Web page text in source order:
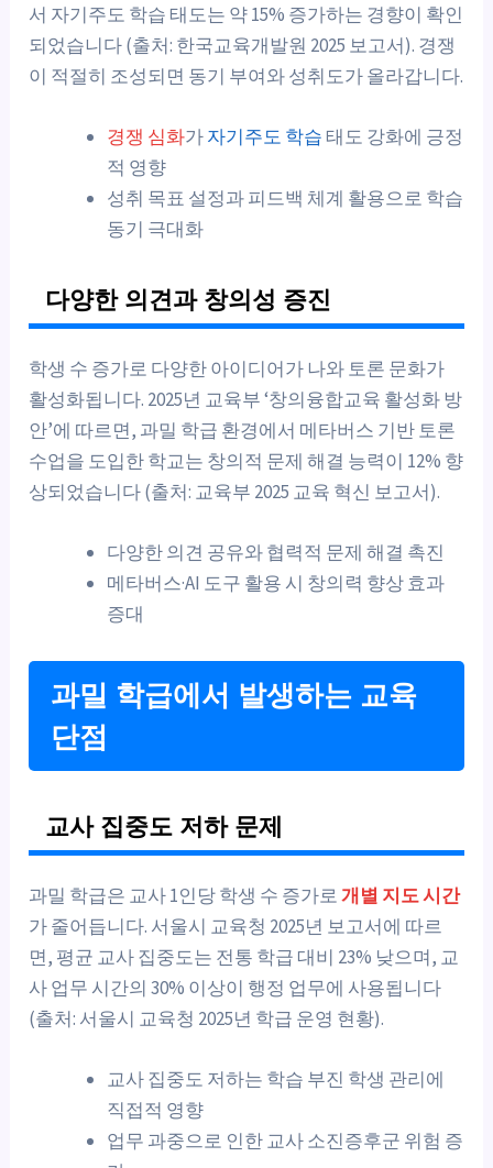
서 자기주도 학습 태도는 약 15% 증가하는 경향이 확인
되었습니다 (출처: 한국교육개발원 2025 보고서). 경쟁
이 적절히 조성되면 동기 부여와 성취도가 올라갑니다.
경쟁 심화가자기주도 학습 태도 강화에 긍정
적 영향
성취 목표 설정과 피드백 체계 활용으로 학습
동기 극대화
다양한 의견과 창의성 증진
학생 수 증가로 다양한 아이디어가 나와 토론 문화가
활성화됩니다. 2025년 교육부 ‘창의융합교육 활성화 방
안’에 따르면, 과밀 학급 환경에서 메타버스 기반 토론
수업을 도입한 학교는 창의적 문제 해결 능력이 12% 향
상되었습니다 (출처: 교육부 2025 교육 혁신 보고서).
다양한 의견 공유와 협력적 문제 해결 촉진
메타버스·AI 도구 활용 시 창의력 향상 효과
증대
과밀 학급에서 발생하는 교육
단점
교사 집중도 저하 문제
과밀 학급은 교사 1인당 학생 수 증가로개별 지도 시간
가 줄어듭니다. 서울시 교육청 2025년 보고서에 따르
면, 평균 교사 집중도는 전통 학급 대비 23% 낮으며, 교
사 업무 시간의 30% 이상이 행정 업무에 사용됩니다
(출처: 서울시 교육청 2025년 학급 운영 현황).
교사 집중도 저하는 학습 부진 학생 관리에
직접적 영향
업무 과중으로 인한 교사 소진증후군 위험 증